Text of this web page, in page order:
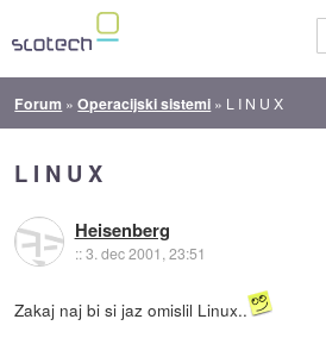
Forum »Operacijski sistemi » L I N U X
L I N U X
Heisenberg
::3. dec 2001, 23:51
Zakaj naj bi si jaz omislil Linux..